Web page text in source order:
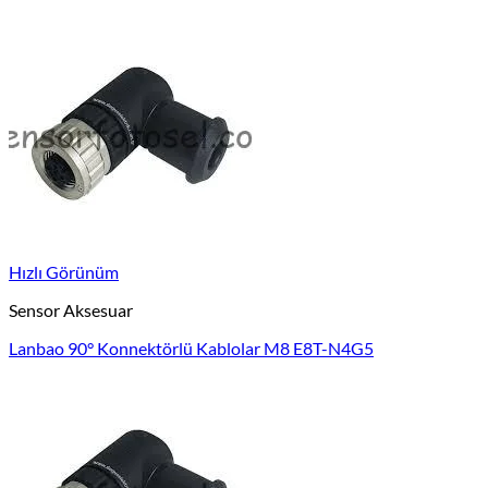
Hızlı Görünüm
Sensor Aksesuar
Lanbao 90° Konnektörlü Kablolar M8 E8T-N4G5